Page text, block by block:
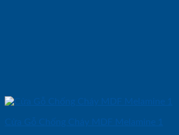
Cửa Gỗ Chống Cháy MDF Melamine 1